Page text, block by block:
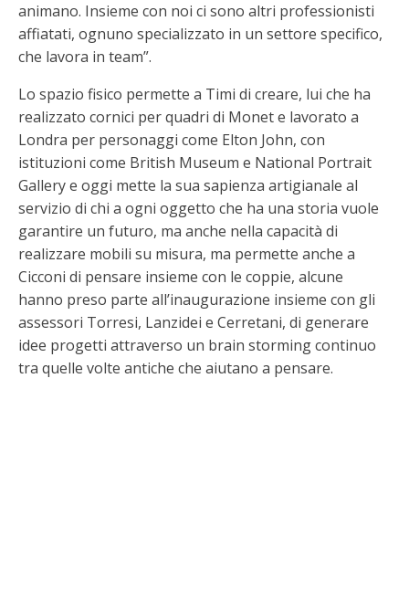
animano. Insieme con noi ci sono altri professionisti
affiatati, ognuno specializzato in un settore specifico,
che lavora in team”.
Lo spazio fisico permette a Timi di creare, lui che ha
realizzato cornici per quadri di Monet e lavorato a
Londra per personaggi come Elton John, con
istituzioni come British Museum e National Portrait
Gallery e oggi mette la sua sapienza artigianale al
servizio di chi a ogni oggetto che ha una storia vuole
garantire un futuro, ma anche nella capacità di
realizzare mobili su misura, ma permette anche a
Cicconi di pensare insieme con le coppie, alcune
hanno preso parte all’inaugurazione insieme con gli
assessori Torresi, Lanzidei e Cerretani, di generare
idee progetti attraverso un brain storming continuo
tra quelle volte antiche che aiutano a pensare.